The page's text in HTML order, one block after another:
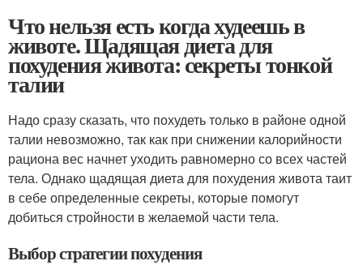
Что нельзя есть когда худеешь в
животе. Щадящая диета для
похудения живота: секреты тонкой
талии
Надо сразу сказать, что похудеть только в районе одной
талии невозможно, так как при снижении калорийности
рациона вес начнет уходить равномерно со всех частей
тела. Однако щадящая диета для похудения живота таит
в себе определенные секреты, которые помогут
добиться стройности в желаемой части тела.
Выбор стратегии похудения